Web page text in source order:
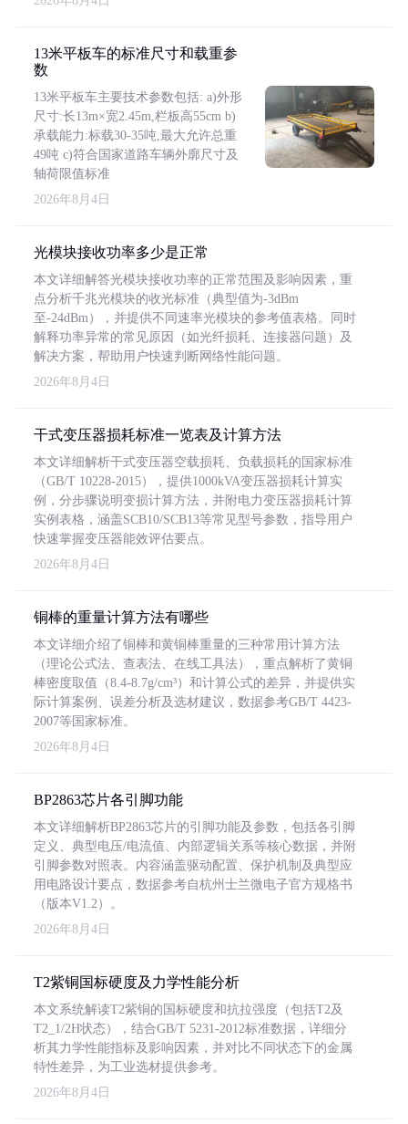
13米平板车的标准尺寸和载重参
数
13米平板车主要技术参数包括: a)外形
尺寸:长13m×宽2.45m,栏板高55cm b)
承载能力:标载30-35吨,最大允许总重
49吨 c)符合国家道路车辆外廓尺寸及
轴荷限值标准
2026年8月4日
光模块接收功率多少是正常
本文详细解答光模块接收功率的正常范围及影响因素，重
点分析千兆光模块的收光标准（典型值为-3dBm
至-24dBm），并提供不同速率光模块的参考值表格。同时
解释功率异常的常见原因（如光纤损耗、连接器问题）及
解决方案，帮助用户快速判断网络性能问题。
2026年8月4日
干式变压器损耗标准一览表及计算方法
本文详细解析干式变压器空载损耗、负载损耗的国家标准
（GB/T 10228-2015），提供1000kVA变压器损耗计算实
例，分步骤说明变损计算方法，并附电力变压器损耗计算
实例表格，涵盖SCB10/SCB13等常见型号参数，指导用户
快速掌握变压器能效评估要点。
2026年8月4日
铜棒的重量计算方法有哪些
本文详细介绍了铜棒和黄铜棒重量的三种常用计算方法
（理论公式法、查表法、在线工具法），重点解析了黄铜
棒密度取值（8.4-8.7g/cm³）和计算公式的差异，并提供实
际计算案例、误差分析及选材建议，数据参考GB/T 4423-
2007等国家标准。
2026年8月4日
BP2863芯片各引脚功能
本文详细解析BP2863芯片的引脚功能及参数，包括各引脚
定义、典型电压/电流值、内部逻辑关系等核心数据，并附
引脚参数对照表。内容涵盖驱动配置、保护机制及典型应
用电路设计要点，数据参考自杭州士兰微电子官方规格书
（版本V1.2）。
2026年8月4日
T2紫铜国标硬度及力学性能分析
本文系统解读T2紫铜的国标硬度和抗拉强度（包括T2及
T2_1/2H状态），结合GB/T 5231-2012标准数据，详细分
析其力学性能指标及影响因素，并对比不同状态下的金属
特性差异，为工业选材提供参考。
2026年8月4日